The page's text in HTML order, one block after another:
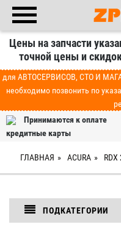
Цены на запчасти
точной цены и
для АВТОСЕРВИСОВ, СТО И
необходимо позвонить по
Принимаются к оплате
кредитные карты
ГЛАВНАЯ ACURA
ПОДКАТЕГОРИИ